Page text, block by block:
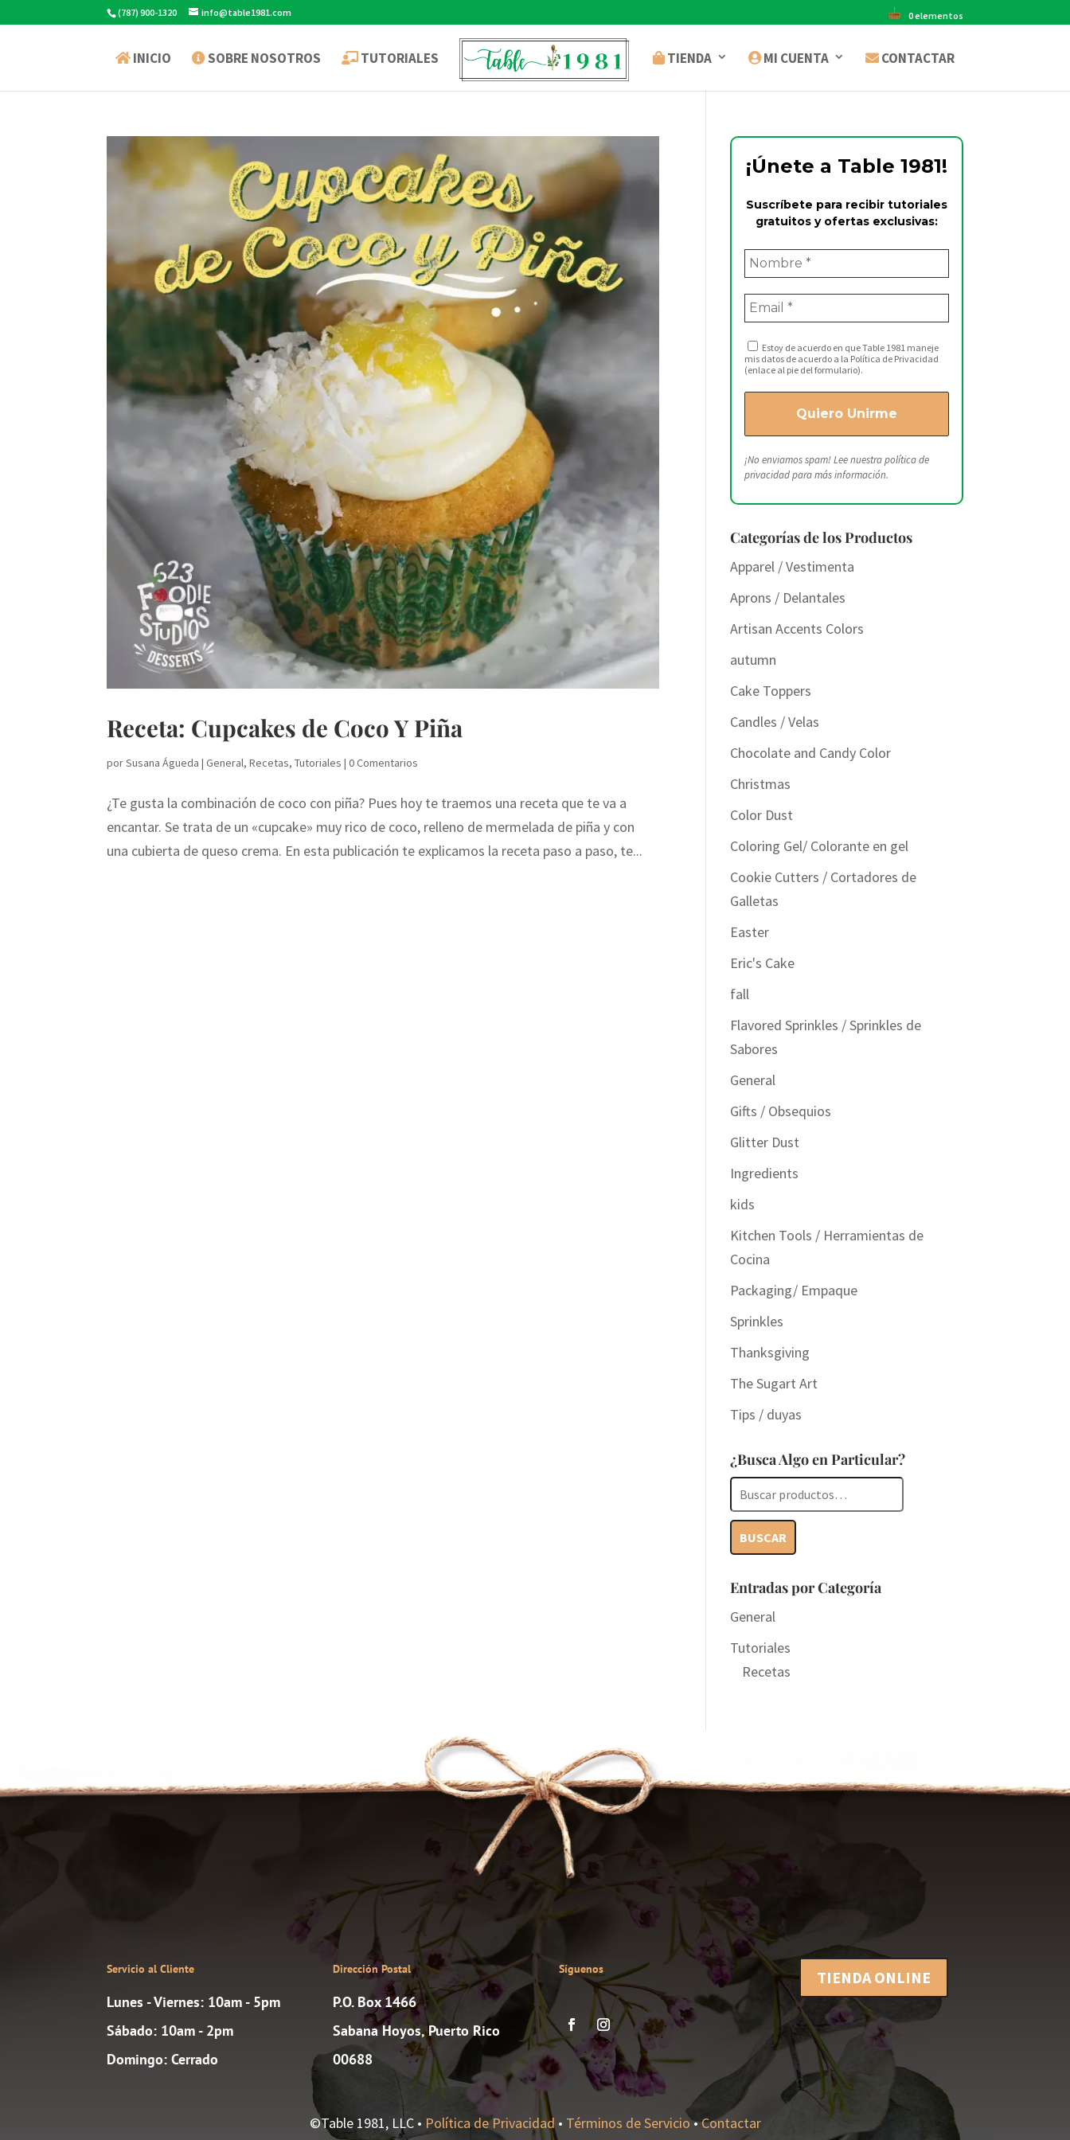
(787) 900-1320 info@table1981.com 0 elementos
INICIO SOBRE NOSOTROS TUTORIALES TIENDA MI CUENTA CONTACTAR
Receta: Cupcakes de Coco Y Piña
porSusana Águeda |General,Recetas,Tutoriales |0 Comentarios
¿Te gusta la combinación de coco con piña? Pues hoy te traemos una receta que te va a
encantar. Se trata de un «cupcake» muy rico de coco, relleno de mermelada de piña y con
una cubierta de queso crema. En esta publicación te explicamos la receta paso a paso, te...
¡Únete a Table 1981!
Suscríbete para recibir tutoriales
gratuitos y ofertas exclusivas:
Estoy de acuerdo en que Table 1981 maneje
mis datos de acuerdo a la Política de Privacidad
(enlace al pie del formulario).
¡No enviamos spam! Lee nuestrapolítica de
privacidadpara más información.
Categorías de los Productos
Apparel / Vestimenta
Aprons / Delantales
Artisan Accents Colors
autumn
Cake Toppers
Candles / Velas
Chocolate and Candy Color
Christmas
Color Dust
Coloring Gel/ Colorante en gel
Cookie Cutters / Cortadores de
Galletas
Easter
Eric's Cake
fall
Flavored Sprinkles / Sprinkles de
Sabores
General
Gifts / Obsequios
Glitter Dust
Ingredients
kids
Kitchen Tools / Herramientas de
Cocina
Packaging/ Empaque
Sprinkles
Thanksgiving
The Sugart Art
Tips / duyas
¿Busca Algo en Particular?
Buscar
por:
BUSCAR
Entradas por Categoría
General
Tutoriales
Recetas
Servicio al Cliente
Lunes - Viernes: 10am - 5pm
Sábado: 10am - 2pm
Domingo: Cerrado
Dirección Postal
P.O. Box 1466
Sabana Hoyos, Puerto Rico
00688
Síguenos TIENDA ONLINE
©Table 1981, LLC • Política de Privacidad• Términos de Servicio•Contactar